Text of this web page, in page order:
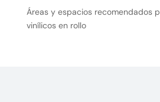
Áreas y espacios recomendados
vinílicos en rollo